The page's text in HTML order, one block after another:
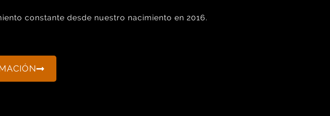
constante desde nuestro nacimiento en 2016.